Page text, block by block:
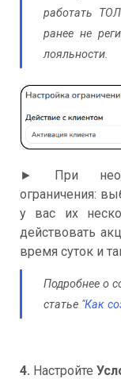
работать
ранее не
лояльности.
► При
ограничения:
у вас их
действовать
время суток и
Подробнее о
статье "Как
4. Настройте